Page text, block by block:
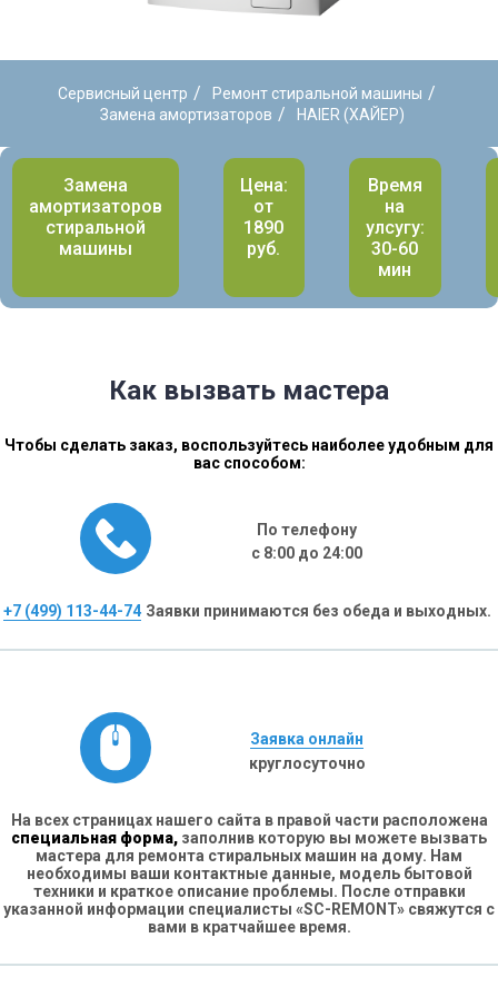
Сервисный центр / Ремонт стиральной машины /
Замена амортизаторов / HAIER (ХАЙЕР)
Замена
амортизаторов
стиральной
машины
Цена:
от
1890
руб.
Время
на
улсугу:
30-60
мин
Как вызвать мастера
Чтобы сделать заказ, воспользуйтесь наиболее удобным для
вас способом:
По телефону
с 8:00 до 24:00
+7 (499) 113-44-74 Заявки принимаются без обеда и выходных.
Заявка онлайн
круглосуточно
На всех страницах нашего сайта в правой части расположена
специальная форма, заполнив которую вы можете вызвать
мастера для ремонта стиральных машин на дому. Нам
необходимы ваши контактные данные, модель бытовой
техники и краткое описание проблемы. После отправки
указанной информации специалисты «SC-REMONT» свяжутся с
вами в кратчайшее время.